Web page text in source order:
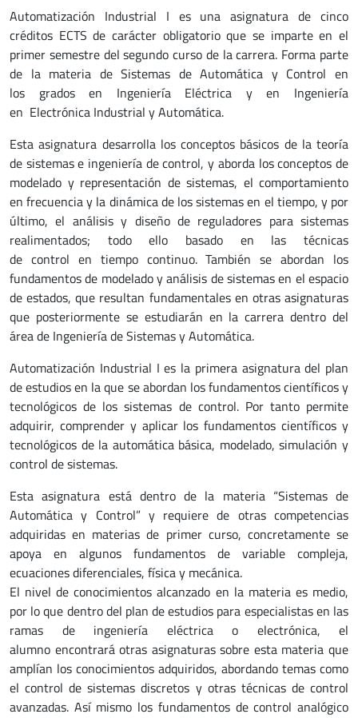
Automatización Industrial I es una asignatura de cinco
créditos ECTS de carácter obligatorio que se imparte en el
primer semestre del segundo curso de la carrera. Forma parte
de la materia de Sistemas de Automática y Control en
los grados en Ingeniería Eléctrica y en Ingeniería
en Electrónica Industrial y Automática.
Esta asignatura desarrolla los conceptos básicos de la teoría
de sistemas e ingeniería de control, y aborda los conceptos de
modelado y representación de sistemas, el comportamiento
en frecuencia y la dinámica de los sistemas en el tiempo, y por
último, el análisis y diseño de reguladores para sistemas
realimentados; todo ello basado en las técnicas
de control en tiempo continuo. También se abordan los
fundamentos de modelado y análisis de sistemas en el espacio
de estados, que resultan fundamentales en otras asignaturas
que posteriormente se estudiarán en la carrera dentro del
área de Ingeniería de Sistemas y Automática.
Automatización Industrial I es la primera asignatura del plan
de estudios en la que se abordan los fundamentos científicos y
tecnológicos de los sistemas de control. Por tanto permite
adquirir, comprender y aplicar los fundamentos científicos y
tecnológicos de la automática básica, modelado, simulación y
control de sistemas.
Esta asignatura está dentro de la materia “Sistemas de
Automática y Control” y requiere de otras competencias
adquiridas en materias de primer curso, concretamente se
apoya en algunos fundamentos de variable compleja,
ecuaciones diferenciales, física y mecánica.
El nivel de conocimientos alcanzado en la materia es medio,
por lo que dentro del plan de estudios para especialistas en las
ramas de ingeniería eléctrica o electrónica, el
alumno encontrará otras asignaturas sobre esta materia que
amplían los conocimientos adquiridos, abordando temas como
el control de sistemas discretos y otras técnicas de control
avanzadas. Así mismo los fundamentos de control analógico